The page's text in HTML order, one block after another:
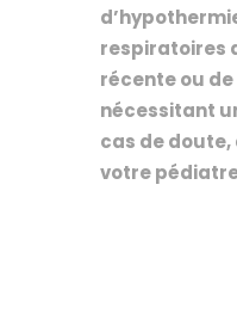
respiratoires
récente ou
nécessitant
cas de doute,
votre